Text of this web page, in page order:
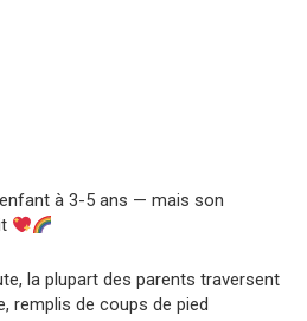
à 3-5 ans — mais son
la plupart des parents traversent
remplis de coups de pied